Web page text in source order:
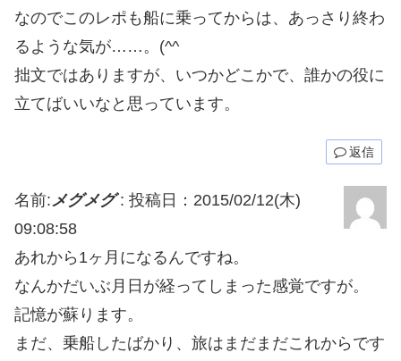
なのでこのレポも船に乗ってからは、あっさり終わ
るような気が……。(^^ゞ
拙文ではありますが、いつかどこかで、誰かの役に
立てばいいなと思っています。
返信
名前: メグメグ: 投稿日：2015/02/12(木)
09:08:58
あれから1ヶ月になるんですね。
なんかだいぶ月日が経ってしまった感覚ですが。
記憶が蘇ります。
まだ、乗船したばかり、旅はまだまだこれからです